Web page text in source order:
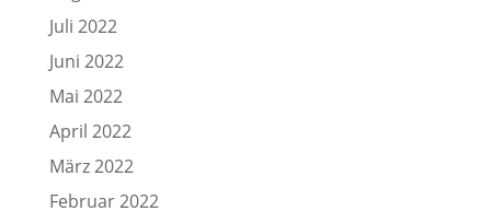
Juli 2022
Juni 2022
Mai 2022
April 2022
März 2022
Februar 2022